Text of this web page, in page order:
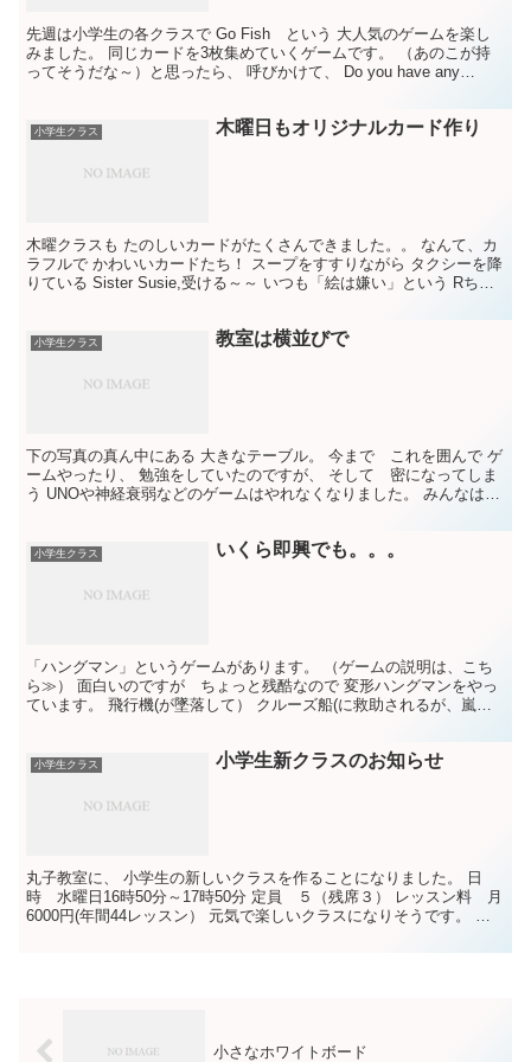
先週は小学生の各クラスで Go Fish という 大人気のゲームを楽し
みました。 同じカードを3枚集めていくゲームです。 （あのこが持
ってそうだな～）と思ったら、 呼びかけて、 Do you have any
小学生クラス 木曜日もオリジナルカード作り
木曜クラスも たのしいカードがたくさんできました。。 なんて、カ
ラフルで かわいいカードたち！ スープをすすりながら タクシーを降
りている Sister Susie,受ける～～ いつも「絵は嫌い」という Rちゃ
小学生クラス 教室は横並びで
下の写真の真ん中にある 大きなテーブル。 今まで これを囲んで ゲ
ームやったり、 勉強をしていたのですが、 そして 密になってしま
う UNOや神経衰弱などのゲームはやれなくなりました。 みんなは
小学生クラス いくら即興でも。。。
「ハングマン」というゲームがあります。 （ゲームの説明は、こち
ら≫） 面白いのですが ちょっと残酷なので 変形ハングマンをやっ
ています。 飛行機(が墜落して） クルーズ船(に救助されるが、嵐に
小学生クラス 小学生新クラスのお知らせ
丸子教室に、 小学生の新しいクラスを作ることになりました。 日
時 水曜日16時50分～17時50分 定員 ５（残席３） レッスン料 月
6000円(年間44レッスン） 元気で楽しいクラスになりそうです。 詳
小さなホワイトボード